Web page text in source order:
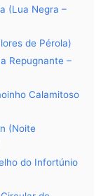
(Lua Negra –
de Pérola)
Repugnante –
Calamitoso
(Noite
do Infortúnio